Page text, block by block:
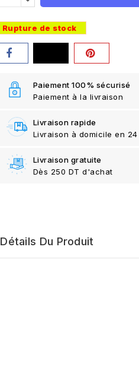
Rupture de stock
Paiement 100% sécurisé
Paiement à la livraison
Livraison rapide
Livraison à domicile en 24
Livraison gratuite
Dès 250 DT d'achat
Détails Du Produit